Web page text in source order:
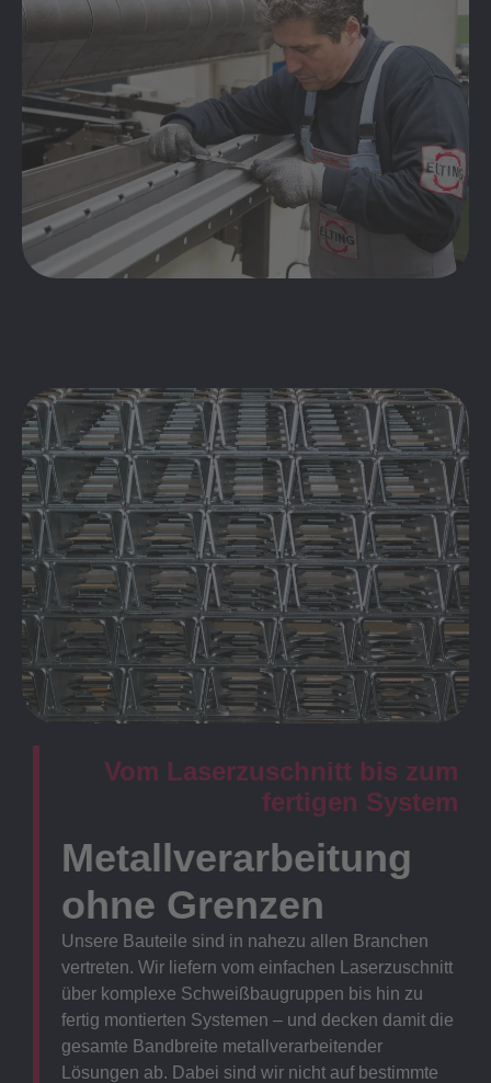
Vom Laserzuschnitt bis zum
fertigen System
Metallverarbeitung
ohne Grenzen
Unsere Bauteile sind in nahezu allen Branchen
vertreten. Wir liefern vom einfachen Laserzuschnitt
über komplexe Schweißbaugruppen bis hin zu
fertig montierten Systemen – und decken damit die
gesamte Bandbreite metallverarbeitender
Lösungen ab. Dabei sind wir nicht auf bestimmte